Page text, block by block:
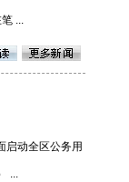
...
启动全区公务用
...